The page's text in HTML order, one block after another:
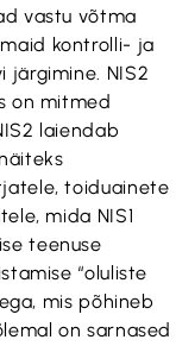
vastu võtma
kontrolli- ja
NIS2
on mitmed
laiendab
toiduainete
mida NIS1
teenuse
“oluliste
mis põhineb
on sarnased